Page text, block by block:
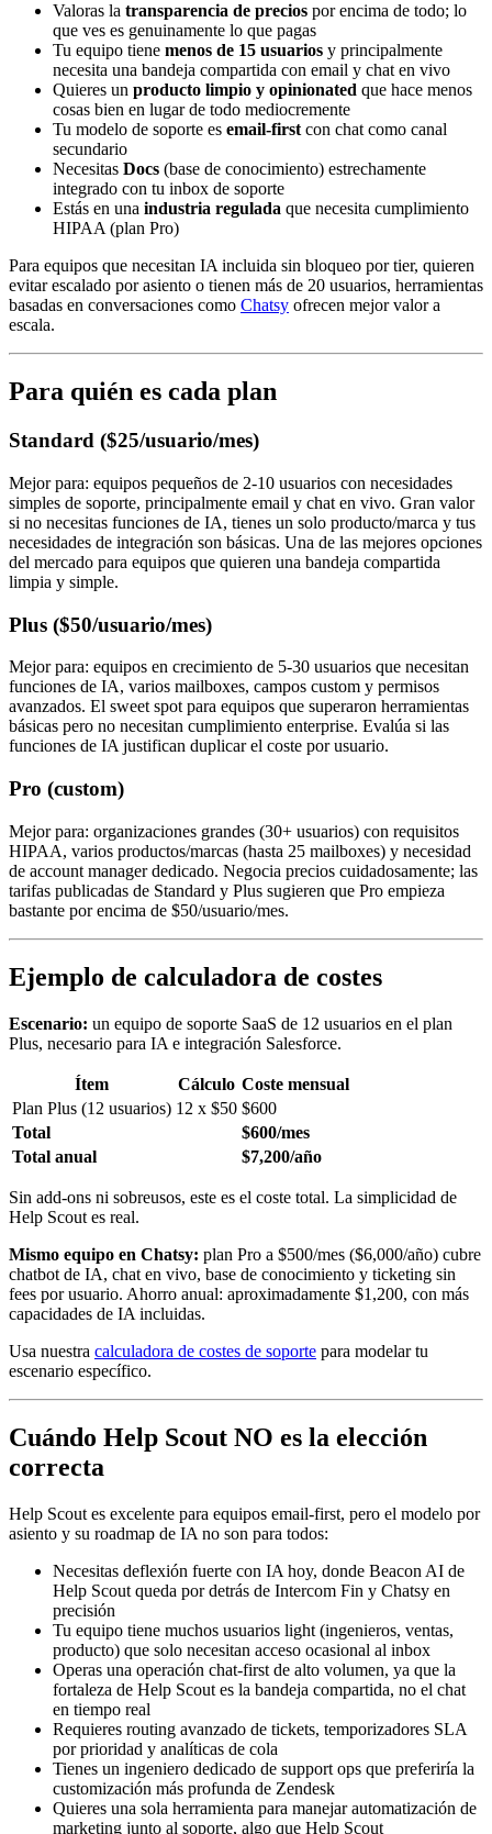
Valoras la transparencia de precios por encima de todo; lo
que ves es genuinamente lo que pagas
Tu equipo tiene menos de 15 usuarios y principalmente
necesita una bandeja compartida con email y chat en vivo
Quieres un producto limpio y opinionated que hace menos
cosas bien en lugar de todo mediocremente
Tu modelo de soporte es email-firstcon chat como canal
secundario
Necesitas Docs (base de conocimiento) estrechamente
integrado con tu inbox de soporte
Estás en una industria regulada que necesita cumplimiento
HIPAA (plan Pro)
Para equipos que necesitan IA incluida sin bloqueo por tier, quieren
evitar escalado por asiento o tienen más de 20 usuarios, herramientas
basadas en conversaciones como Chatsy ofrecen mejor valor a
escala.
Para quién es cada plan
Standard ($25/usuario/mes)
Mejor para: equipos pequeños de 2-10 usuarios con necesidades
simples de soporte, principalmente email y chat en vivo. Gran valor
si no necesitas funciones de IA, tienes un solo producto/marca y tus
necesidades de integración son básicas. Una de las mejores opciones
del mercado para equipos que quieren una bandeja compartida
limpia y simple.
Plus ($50/usuario/mes)
Mejor para: equipos en crecimiento de 5-30 usuarios que necesitan
funciones de IA, varios mailboxes, campos custom y permisos
avanzados. El sweet spot para equipos que superaron herramientas
básicas pero no necesitan cumplimiento enterprise. Evalúa si las
funciones de IA justifican duplicar el coste por usuario.
Pro (custom)
Mejor para: organizaciones grandes (30+ usuarios) con requisitos
HIPAA, varios productos/marcas (hasta 25 mailboxes) y necesidad
de account manager dedicado. Negocia precios cuidadosamente; las
tarifas publicadas de Standard y Plus sugieren que Pro empieza
bastante por encima de $50/usuario/mes.
Ejemplo de calculadora de costes
Escenario: un equipo de soporte SaaS de 12 usuarios en el plan
Plus, necesario para IA e integración Salesforce.
Ítem Cálculo Coste mensual
Plan Plus (12 usuarios) 12 x $50 $600
Total
$600/mes
Total anual
$7,200/año
Sin add-ons ni sobreusos, este es el coste total. La simplicidad de
Help Scout es real.
Mismo equipo en Chatsy: plan Pro a $500/mes ($6,000/año) cubre
chatbot de IA, chat en vivo, base de conocimiento y ticketing sin
fees por usuario. Ahorro anual: aproximadamente $1,200, con más
capacidades de IA incluidas.
Usa nuestra calculadora de costes de soporte para modelar tu
escenario específico.
Cuándo Help Scout NO es la elección
correcta
Help Scout es excelente para equipos email-first, pero el modelo por
asiento y su roadmap de IA no son para todos:
Necesitas deflexión fuerte con IA hoy, donde Beacon AI de
Help Scout queda por detrás de Intercom Fin y Chatsy en
precisión
Tu equipo tiene muchos usuarios light (ingenieros, ventas,
producto) que solo necesitan acceso ocasional al inbox
Operas una operación chat-first de alto volumen, ya que la
fortaleza de Help Scout es la bandeja compartida, no el chat
en tiempo real
Requieres routing avanzado de tickets, temporizadores SLA
por prioridad y analíticas de cola
Tienes un ingeniero dedicado de support ops que preferiría la
customización más profunda de Zendesk
Quieres una sola herramienta para manejar automatización de
marketing junto al soporte, algo que Help Scout